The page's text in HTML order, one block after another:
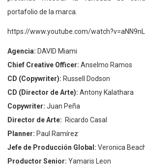
portafolio de la marca.
https://www.youtube.com/
Agencia: DAVID Miami
Chief Creative Officer: Anselmo Ramos
CD (Copywriter): Russell Dodson
CD (Director de Arte): Antony Kalathara
Copywriter: Juan Peña
Director de Arte: Ricardo Casal
Planner: Paul Ramírez
Jefe de Producción Global: Veronica
Productor Senior: Yamaris Leon